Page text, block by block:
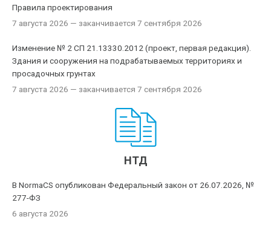
Правила проектирования
7 августа 2026 — заканчивается 7 сентября 2026
Изменение № 2 СП 21.13330.2012 (проект, первая редакция).
Здания и сооружения на подрабатываемых территориях и
просадочных грунтах
7 августа 2026 — заканчивается 7 сентября 2026
НТД
В NormaCS опубликован Федеральный закон от 26.07.2026, №
277-ФЗ
6 августа 2026